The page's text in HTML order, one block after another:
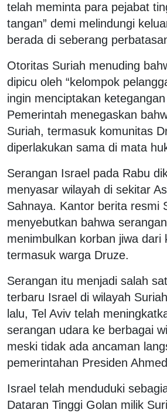
telah meminta para pejabat
tangan” demi melindungi
berada di seberang
Otoritas Suriah menuding
dipicu oleh “kelompok
ingin menciptakan
Pemerintah menegaskan
Suriah, termasuk komunitas
diperlakukan sama di mata
Serangan Israel pada Rabu
menyasar wilayah di sekitar
Sahnaya. Kantor berita resmi
menyebutkan bahwa
menimbulkan korban jiwa dari
termasuk warga Druze.
Serangan itu menjadi salah
terbaru Israel di wilayah
lalu, Tel Aviv telah
serangan udara ke berbagai
meski tidak ada ancaman
pemerintahan Presiden
Israel telah menduduki
Dataran Tinggi Golan milik